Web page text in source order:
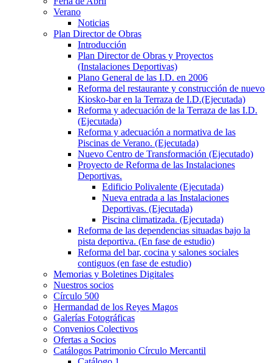
Verano
Noticias
Plan Director de Obras
Introducción
Plan Director de Obras y Proyectos
(Instalaciones Deportivas)
Plano General de las I.D. en 2006
Reforma del restaurante y construcción de nuevo
Kiosko-bar en la Terraza de I.D.(Ejecutada)
Reforma y adecuación de la Terraza de las I.D.
(Ejecutada)
Reforma y adecuación a normativa de las
Piscinas de Verano. (Ejecutada)
Nuevo Centro de Transformación (Ejecutado)
Proyecto de Reforma de las Instalaciones
Deportivas.
Edificio Polivalente (Ejecutada)
Nueva entrada a las Instalaciones
Deportivas. (Ejecutada)
Piscina climatizada. (Ejecutada)
Reforma de las dependencias situadas bajo la
pista deportiva. (En fase de estudio)
Reforma del bar, cocina y salones sociales
contiguos (en fase de estudio)
Memorias y Boletines Digitales
Nuestros socios
Círculo 500
Hermandad de los Reyes Magos
Galerías Fotográficas
Convenios Colectivos
Ofertas a Socios
Catálogos Patrimonio Círculo Mercantil